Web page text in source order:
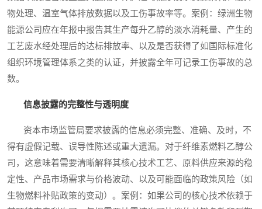
物处理、温室气体排放数据以及工伤事故率等。案例：绿洲生物
能源公司应在年报中报告其生产每升乙醇的淡水消耗量、产生的
工艺废水经处理后的达标排放率、以及是否获得了如国际标准化
组织环境管理体系之类的认证，并披露全年可记录工伤事故的总
数。
信息披露的完整性与透明度
资本市场监管局要求披露的信息必须完整、准确、及时，不
得有虚假记载、误导性陈述或重大遗漏。对于纤维素燃料乙醇公
司，这意味着需要清晰解释其核心技术工艺、原料供应来源的稳
定性、产品市场需求与价格波动、以及可能面临的政策风险（如
生物燃料补贴政策的变动）。案例：如果公司的核心技术依赖于